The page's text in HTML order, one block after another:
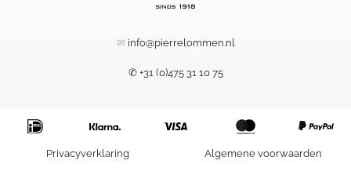
✉ info@pierrelommen.nl
✆ +31 (0)475 31 10 75
Privacyverklaring Algemene voorwaarden
74,95